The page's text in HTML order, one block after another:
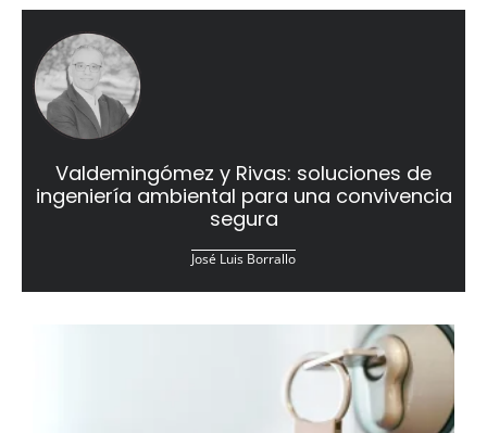
Valdemingómez y Rivas: soluciones de
ingeniería ambiental para una convivencia
segura
José Luis Borrallo